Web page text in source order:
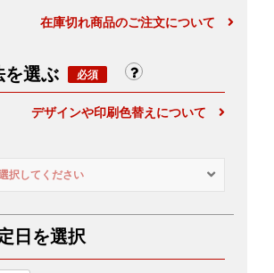
在庫切れ商品のご注文について
を選ぶ
デザインや印刷色替えについて
択してください
日を選択